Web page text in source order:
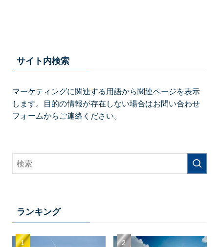
サイト内検索
マーケティングに関連する用語から関連ページを表示
します。目的の情報が存在しない場合はお問い合わせ
フォームからご連絡ください。
ランキング